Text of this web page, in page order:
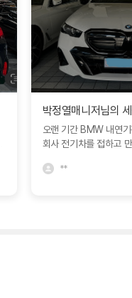
오랜 기간 BMW 내연
회사 전기차를 접하고
박정열 대리님의 추천
**